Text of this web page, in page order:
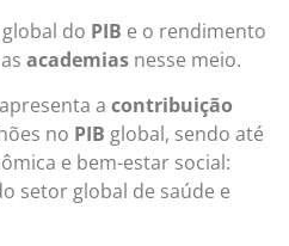
do PIB e o rendimento
academias nesse meio.
a contribuição
no PIB global, sendo até
e bem-estar social:
setor global de saúde e